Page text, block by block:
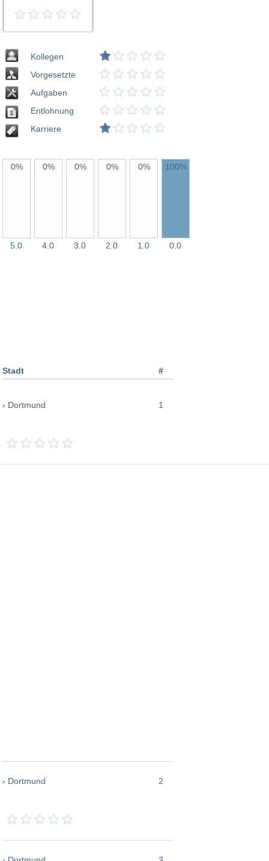
Kollegen
Vorgesetzte
Aufgaben
Entlohnung
Karriere
0%
5.0
0%
4.0
0%
3.0
0%
2.0
0%
1.0
100%
0.0
Stadt #
› Dortmund 1
› Dortmund 2